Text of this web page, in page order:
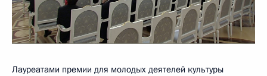
Лауреатами премии для молодых деятелей культуры